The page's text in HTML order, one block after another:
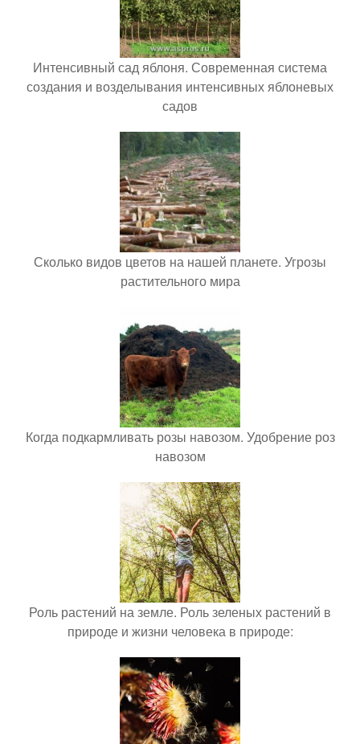
Интенсивный сад яблоня. Современная система
создания и возделывания интенсивных яблоневых
садов
Сколько видов цветов на нашей планете. Угрозы
растительного мира
Когда подкармливать розы навозом. Удобрение роз
навозом
Роль растений на земле. Роль зеленых растений в
природе и жизни человека в природе: